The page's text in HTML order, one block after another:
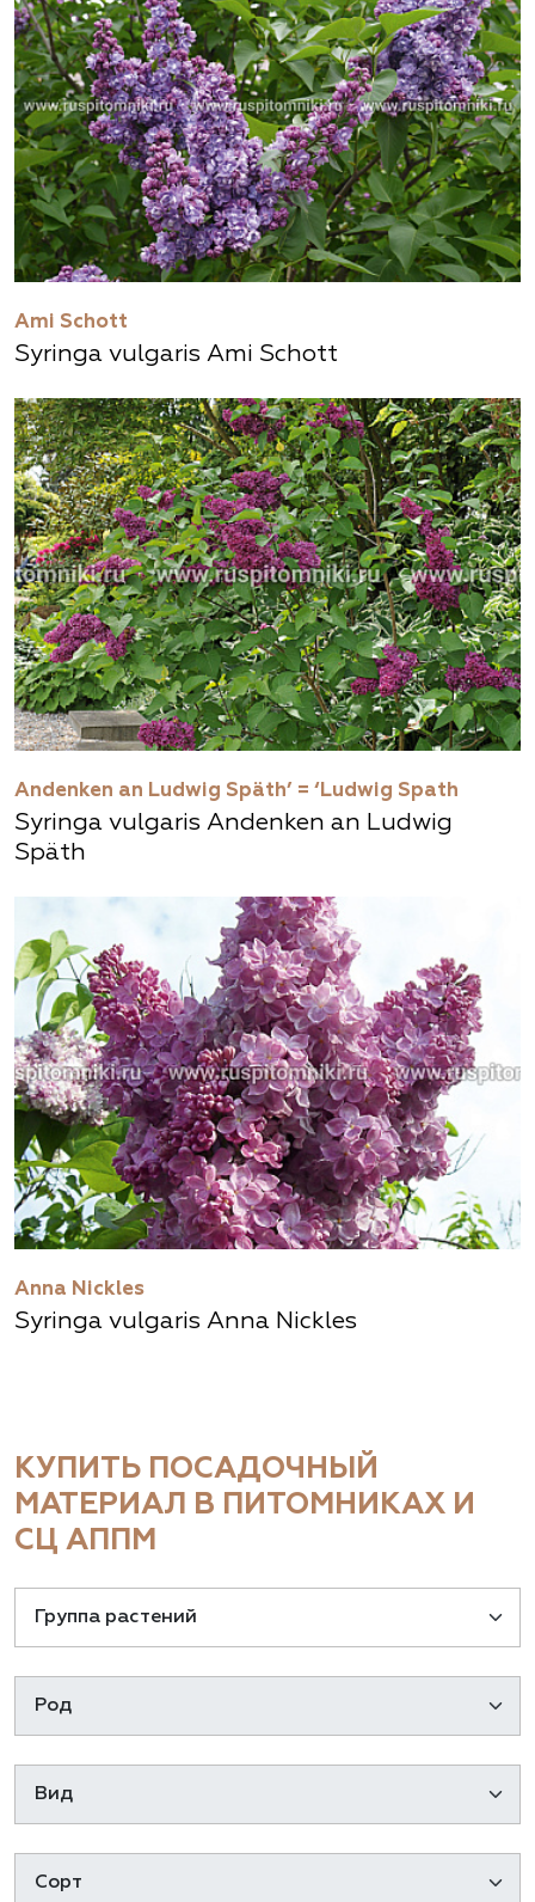
Ami Schott
Syringa vulgaris Ami Schott
Andenken an Ludwig Späth’ = ‘Ludwig Spath
Syringa vulgaris Andenken an Ludwig
Späth
Anna Nickles
Syringa vulgaris Anna Nickles
КУПИТЬ ПОСАДОЧНЫЙ
МАТЕРИАЛ В ПИТОМНИКАХ И
СЦ АППМ